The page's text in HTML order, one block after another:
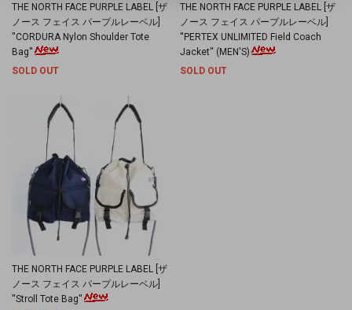
THE NORTH FACE PURPLE LABEL [ザ
ノース フェイス パープルレーベル]
''CORDURA Nylon Shoulder Tote
Bag''
SOLD OUT
THE NORTH FACE PURPLE LABEL [ザ
ノース フェイス パープルレーベル]
''PERTEX UNLIMITED Field Coach
Jacket'' (MEN'S)
SOLD OUT
THE NORTH FACE PURPLE LABEL [ザ
ノース フェイス パープルレーベル]
''Stroll Tote Bag''